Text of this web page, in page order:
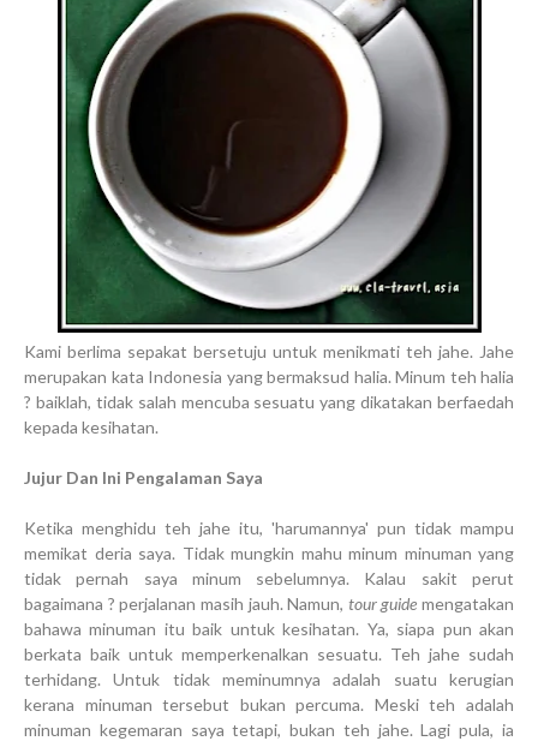
Kami berlima sepakat bersetuju untuk menikmati teh jahe. Jahe
merupakan kata Indonesia yang bermaksud halia. Minum teh halia
? baiklah, tidak salah mencuba sesuatu yang dikatakan berfaedah
kepada kesihatan.
Jujur Dan Ini Pengalaman Saya
Ketika menghidu teh jahe itu, 'harumannya' pun tidak mampu
memikat deria saya. Tidak mungkin mahu minum minuman yang
tidak pernah saya minum sebelumnya. Kalau sakit perut
bagaimana ? perjalanan masih jauh. Namun, tour guide mengatakan
bahawa minuman itu baik untuk kesihatan. Ya, siapa pun akan
berkata baik untuk memperkenalkan sesuatu. Teh jahe sudah
terhidang. Untuk tidak meminumnya adalah suatu kerugian
kerana minuman tersebut bukan percuma. Meski teh adalah
minuman kegemaran saya tetapi, bukan teh jahe. Lagi pula, ia